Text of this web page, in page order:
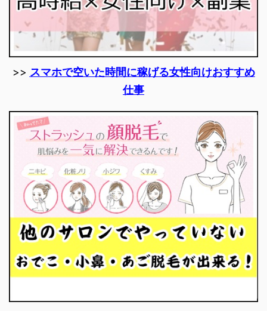
>> スマホで空いた時間に稼げる女性向けおすすめ
仕事